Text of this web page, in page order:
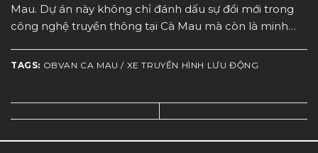
Mau. Dự án này không chỉ đánh dấu sự đổi mới trong
công nghệ truyền thông tại Cà Mau mà còn là minh…
TAGS: OBVAN CA MAU / XE TRUYỀN HÌNH LƯU ĐỘNG